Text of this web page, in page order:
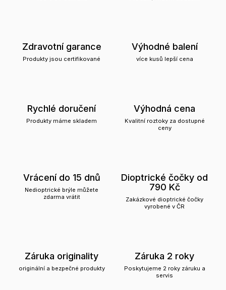
Zdravotní garance
Produkty jsou certifikované
Výhodné balení
více kusů lepší cena
Rychlé doručení
Produkty máme skladem
Výhodná cena
Kvalitní roztoky za dostupné
ceny
Vrácení do 15 dnů
Nedioptrické brýle můžete
zdarma vrátit
Dioptrické čočky od
790 Kč
Zakázkové dioptrické čočky
vyrobené v ČR
Záruka originality
originální a bezpečné produkty
Záruka 2 roky
Poskytujeme 2 roky záruku a
servis